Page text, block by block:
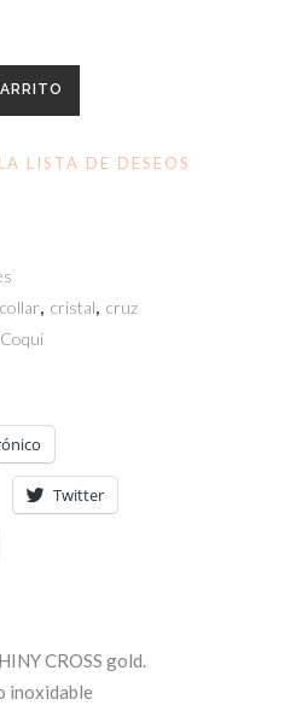
LISTA DE DESEOS
collar, cristal, cruz
Twitter
CROSS gold.
inoxidable